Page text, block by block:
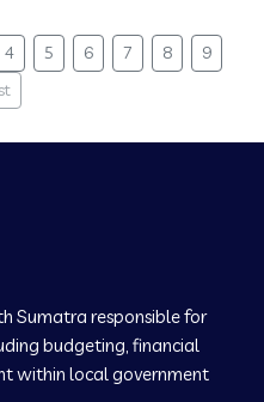
4 5 6 7 8
9
Sumatra responsible for
budgeting, financial
within local government